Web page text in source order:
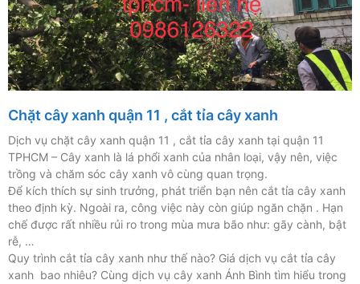
Chặt cây xanh quận 11 , cắt tỉa cây xanh
Dịch vụ chặt cây xanh quận 11 , cắt tỉa cây xanh tại quận 11
TPHCM – Cây xanh là lá phổi xanh của nhân loại, vậy nên, việc
trồng và chăm sóc cây xanh vô cùng quan trọng.
Để kích thích sự sinh trưởng, phát triển bạn nên cắt tỉa cây xanh
theo định kỳ. Ngoài ra, công việc này còn giúp ngăn chặn . Hạn
chế được rất nhiều rủi ro trong mùa mưa bão như: gãy cành, bật
rễ, …
Quy trình cắt tỉa cây xanh như thế nào? Giá dịch vụ cắt tỉa cây
xanh bao nhiêu? Cùng dịch vụ cây xanh Ánh Bình tìm hiểu trong